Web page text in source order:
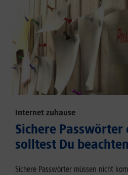
Internet zuhause
Sichere Passwörter
solltest Du beachten
Sichere Passwörter müssen nicht